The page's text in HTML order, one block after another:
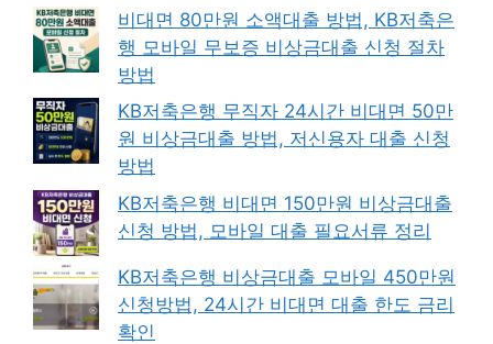
비대면 80만원 소액대출 방법, KB저축은
행 모바일 무보증 비상금대출 신청 절차
방법
KB저축은행 무직자 24시간 비대면 50만
원 비상금대출 방법, 저신용자 대출 신청
방법
KB저축은행 비대면 150만원 비상금대출
신청 방법, 모바일 대출 필요서류 정리
KB저축은행 비상금대출 모바일 450만원
신청방법, 24시간 비대면 대출 한도 금리
확인